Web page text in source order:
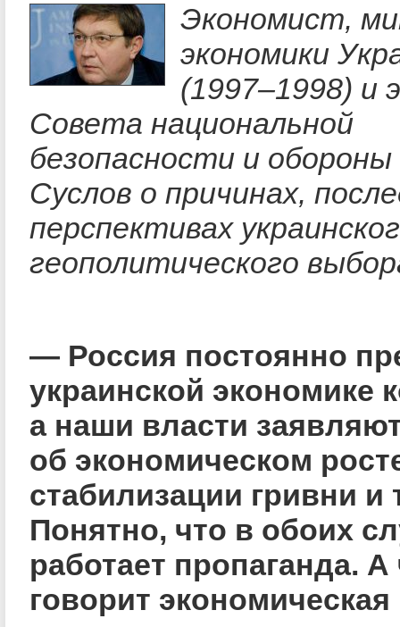
Экономист,
экономики
(1997–1998) и
Совета национальной
безопасности и
Суслов о причинах,
перспективах
геополитического
— Россия постоянно
украинской экономике
а наши власти
об экономическом
стабилизации гривни и
Понятно, что в обоих
работает пропаганда. А
говорит экономическая